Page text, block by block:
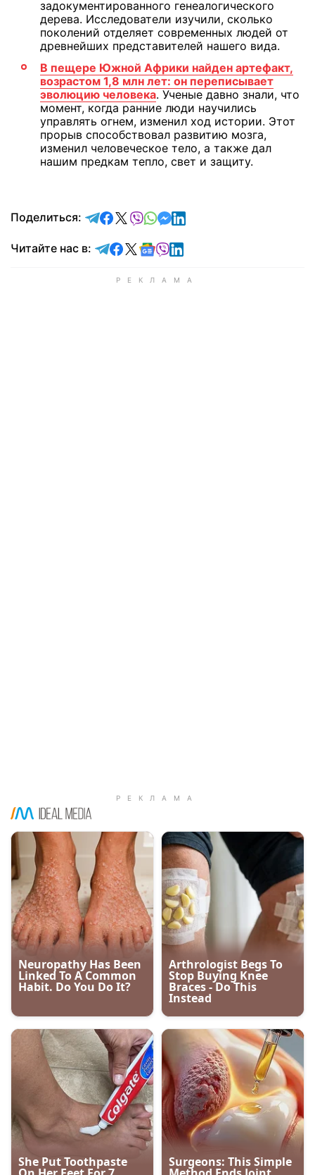
задокументированного генеалогического
дерева. Исследователи изучили, сколько
поколений отделяет современных людей от
древнейших представителей нашего вида.
В пещере Южной Африки найден артефакт,
возрастом 1,8 млн лет: он переписывает
эволюцию человека. Ученые давно знали, что
момент, когда ранние люди научились
управлять огнем, изменил ход истории. Этот
прорыв способствовал развитию мозга,
изменил человеческое тело, а также дал
нашим предкам тепло, свет и защиту.
Поделиться: отправить в Telegram
поделиться в Facebook
поделиться в X
отправить в Viber
отправить в Whatsapp
отправить в Messenger
отправить в LinkedIn
Читайте нас в: Читайте в Telegram
Читайте в Facebook
Читайте в X
Читайте в Google news
Читайте в Viber
Читайте в LinkedIn